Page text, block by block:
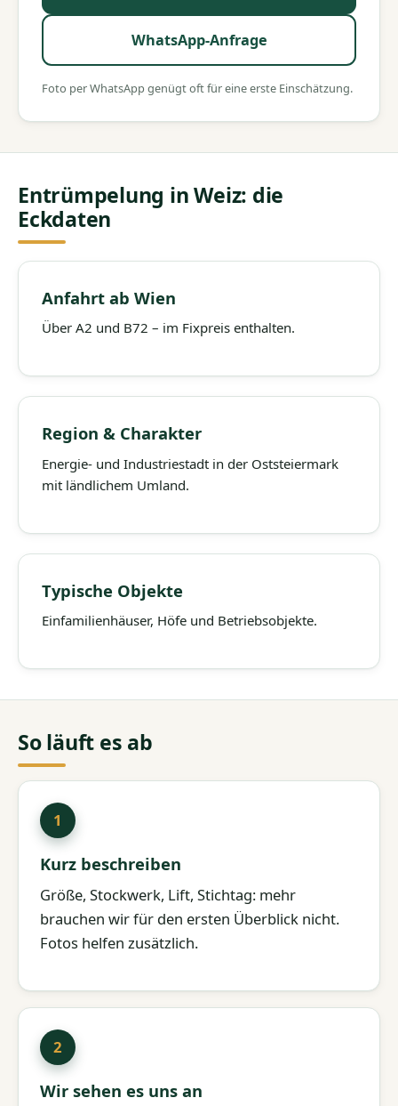
WhatsApp-Anfrage
Foto per WhatsApp genügt oft für eine erste Einschätzung.
Entrümpelung in Weiz: die
Eckdaten
Anfahrt ab Wien
Über A2 und B72 – im Fixpreis enthalten.
Region & Charakter
Energie- und Industriestadt in der Oststeiermark
mit ländlichem Umland.
Typische Objekte
Einfamilienhäuser, Höfe und Betriebsobjekte.
So läuft es ab
Kurz beschreiben
Größe, Stockwerk, Lift, Stichtag: mehr
brauchen wir für den ersten Überblick nicht.
Fotos helfen zusätzlich.
Wir sehen es uns an